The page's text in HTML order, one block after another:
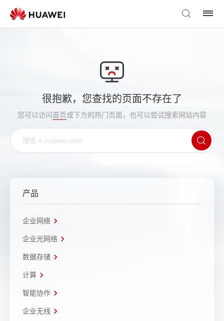
很抱歉，您查找的页面不存在了
您可以访问首页或下方的热门页面，也可以尝试搜索网站内容
产品
企业网络
企业光网络
数据存储
计算
智能协作
企业无线